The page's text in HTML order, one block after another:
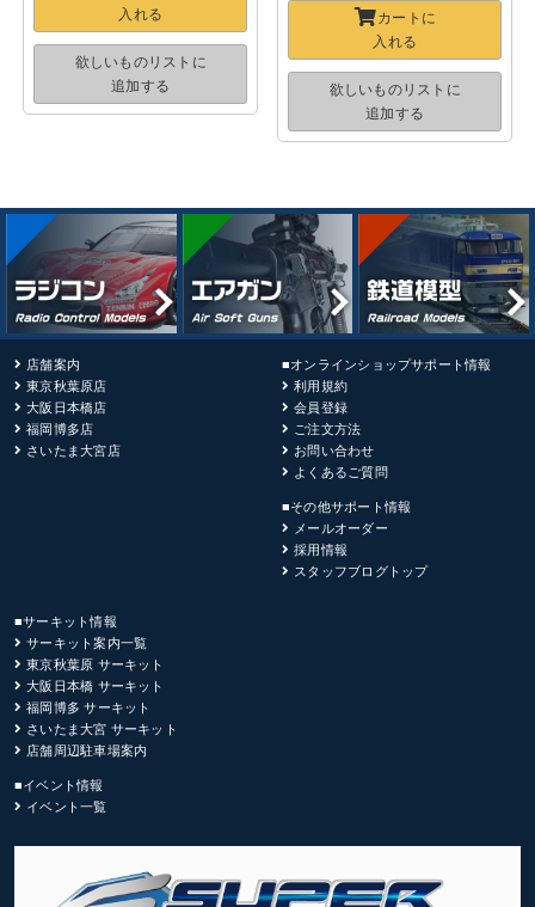
入れる
欲しいものリストに
追加する
カートに
入れる
欲しいものリストに
追加する
店舗案内
東京秋葉原店
大阪日本橋店
福岡博多店
さいたま大宮店
■オンラインショップサポート情報
利用規約
会員登録
ご注文方法
お問い合わせ
よくあるご質問
■その他サポート情報
メールオーダー
採用情報
スタッフブログトップ
■サーキット情報
サーキット案内一覧
東京秋葉原 サーキット
大阪日本橋 サーキット
福岡博多 サーキット
さいたま大宮 サーキット
店舗周辺駐車場案内
■イベント情報
イベント一覧